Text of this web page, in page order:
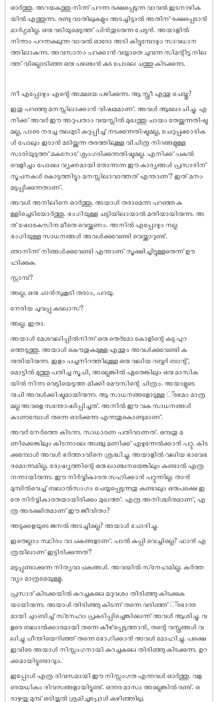
ഓർത്തു. അറയകത്തു നിന്ന് പറന്നു രക്ഷപ്പെടുന്ന വാവൽ ഇടനാഴിക
യിൽ എത്തുന്നു. രണ്ടു വാതിലുകളും അടച്ചിട്ടാൽ അതിന് രക്ഷപ്പെടാൻ
മാർഗ്ഗമില്ല. ഒരു വടിയുമെടുത്ത് പിൻതുടരുന്ന ചേട്ടൻ. അയാളിൽ
നിന്നും പറന്നകലുന്ന വാവൽ ഓരോ അടി കിട്ടുമ്പോഴും സാവധാന
ത്തിലാകുന്നു. അവസാനം പറക്കാൻ വയ്യാതെ ചുവന്ന സിമന്റിട്ട നില
ത്ത് വില്ലൊടിഞ്ഞ ഒരു പഴഞ്ചൻ കുട പോലെ ചത്തു കിടക്കുന്നു.
നീ എപ്പോഴും എന്റെ അമ്മയെ പഴിക്കുന്നു. ആ സ്ത്രീ എന്തു ചെയ്തു?
ഇതു പറഞ്ഞു മനസ്സിലാക്കാൻ വിഷമമാണ്. അവൾ ആലോചിച്ചു. എ
നിക്ക് അവർ ഈ അറുപതാം വയസ്സിൽ മുഖത്തു ചായം തേയ്ക്കുന്നതിഷ്ട
മല്ല, പാടെ നരച്ച തലമുടി കറുപ്പിച്ച് നടക്കുന്നതിഷ്ടമല്ല, ചെറുപ്പക്കാരിക
ൾ പോലും ഇടാൻ മടിയ്ക്കുന്ന തരത്തിലുള്ള വിചിത്ര നിറങ്ങളുള്ള
സാരിയുടുത്ത് മകനോട് ശൃംഗരിക്കുന്നതിഷ്ടമല്ല. എനിക്ക് പകൽ
വെളിച്ചം പോലെ വ്യക്തമായി തോന്നുന്ന ഈ കാര്യങ്ങൾ പ്രസാദിന്
സൂചനകൾ കൊടുത്തിട്ടും മനസ്സിലാവാത്തത് എന്താണ്? ഇത് മനം
മടുപ്പിക്കുന്നതാണ്.
അവൾ അനിലിനെ ഓർത്തു. അയാൾ തരാമെന്നു പറഞ്ഞ ക
ള്ളിച്ചെടിയോർത്തു. ഭംഗിയുള്ള ചട്ടിയിലായാൽ മതിയായിരുന്നു. അ
ത് ഷോകേസിനു മീതെ വെയ്ക്കണം. അനിൽ എപ്പോഴും നല്ല
ഭംഗിയുള്ള സാധനങ്ങൾ അവൾക്കുവേണ്ടി വെയ്ക്കാറുണ്ട്.
ഞാനിന്ന് നിങ്ങൾക്കുവേണ്ടി എന്താണ് സൂക്ഷിച്ചിട്ടുള്ളതെന്ന് ഊ
ഹിക്കുക.
സ്റ്റാമ്പ്?
അല്ല. ഒരു ചാൻസുകൂടി തരാം, പറയു.
നേരിയ ചുവപ്പു കടലാസ്?
അല്ല. ഇതാ.
അയാൾ മേശവലിപ്പിൽനിന്ന് ഒരു തെർമോ കോളിന്റെ കട്ട പുറ
ത്തെടുത്തു. അയാൾ കൌതുകമുള്ള എന്തും അവൾക്കുവേണ്ടി ക
രുതിയിരുന്നു. ഇളം പച്ചനിറത്തിലുള്ള ഒരു വലിയ റബ്ബർ ബാന്റ്,
മൊട്ടിൽ മുത്തു പതിച്ച സൂചി, അല്ലെങ്കിൽ ഏതെങ്കിലും ഒരു മാസിക
യിൽ നിന്നു വെട്ടിയെടുത്ത മിക്കി മൌസിന്റെ ചിത്രം. അയാളുടെ
രുചി അവൾക്കിഷ്ടമായിരുന്നു. ആ സാധനങ്ങളോടുള്ള ്രഭമം മാത്ര
മല്ല അവളെ സന്തോഷിപ്പിച്ചത്. അനിൽ ഈ വക സാധനങ്ങൾ
കാണുമ്പോൾ തന്നെ ഓർക്കുന്നു എന്നതുകൊണ്ടുമാണ്.
അവർ നേർത്തെ കിടന്നു. സാധാരണ പതിവാണത്. ഒമ്പതു മ
ണിക്കെങ്കിലും കിടന്നാലെ അഞ്ചു മണിക്ക് എഴുന്നേൽക്കാൻ പറ്റു. കിട
ക്കുമ്പോൾ അവൾ ഭർത്താവിനെ ശ്രദ്ധിച്ചു. അയാളിൽ വലിയ ഭാവേഭ
ദമൊന്നുമില്ല. ദ്വേഷ്യത്തിന്റെ ഒരു ലാഞ്ചനയെങ്കിലും കണ്ടാൽ എത്ര
നന്നായിരുന്നു. ഈ നിർവ്വികാരത സഹിക്കാൻ പറ്റുന്നില്ല. താൻ
മുമ്പിൽവെച്ച് ബലാൽസംഗം ചെയ്യപ്പെടുന്നതു കണ്ടാലും ഒരുപക്ഷെ ഇ
തേ നിർവ്വികാരതയായിരിക്കും മുഖത്ത്. എത്ര അനിശ്ചിതമാണ്, എ
ത്ര അരക്ഷിതമാണ് ഈ ജീവിതം?
അടുക്കളയുടെ ജനൽ അടച്ചില്ലെ? അയാൾ ചോദിച്ചു.
ഇതെല്ലാം സ്ഥിരം വാചകങ്ങളാണ്. പാൽ കുപ്പി വെച്ചില്ലെ? ഫാൻ എ
ത്രയിലാണ് ഇട്ടിരിക്കുന്നത്?
മടുപ്പുണ്ടാക്കുന്ന നിത്യവാചകങ്ങൾ. അവയിൽ സ്‌നേഹമില്ല. കർത്ത
വ്യം മാത്രമേയുള്ളു.
പ്രസാദ് കിടക്കയിൽ കുറച്ചകലെ മറുവശം തിരിഞ്ഞു കിടക്കുക
യായിരുന്നു. അയാൾ തിരിഞ്ഞു കിടന്ന് തന്നെ വരിഞ്ഞ് ്രഭാന്ത
മായി ചുംബിച്ച് സ്‌നേഹം പ്രകടിപ്പിച്ചെങ്കിലെന്ന് അവൾ ആശിച്ചു. വ
ളരെ ബലാൽക്കാരമായി തന്നെ കീഴ്‌പ്പെടുത്താൻ, തന്റെ വസ്ത്രങ്ങൾ വ
ലിച്ചു ചീന്തിയെറിഞ്ഞ് തന്നെ ഭോഗിക്കാൻ അവൾ മോഹിച്ചു. പക്ഷെ
ഇവിടെ അയാൾ നിസ്സംഗനായി കുറച്ചകലെ തിരിഞ്ഞു കിടക്കുന്നു. ഉറ
ക്കമായിട്ടുണ്ടാവും.
ഇപ്പോൾ എത്ര ദിവസമായി ഈ നിസ്സംഗത എന്നവൾ ഓർത്തു. വള
രെയധികം ദിവസങ്ങളായിട്ടുണ്ട്. ഒന്നര മാസം അല്ലെങ്കിൽ രണ്ട്. ഒ
രാഴ്ചയ്ക്കു മുമ്പ് ഒരിയ്ക്കൽ ശ്രമിച്ചപ്പോൾ കഴിഞ്ഞില്ല.